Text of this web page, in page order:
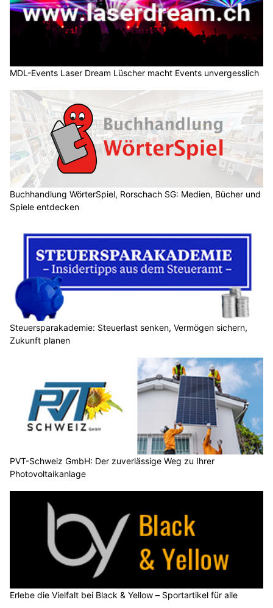
MDL-Events Laser Dream Lüscher macht Events unvergesslich
Buchhandlung WörterSpiel, Rorschach SG: Medien, Bücher und
Spiele entdecken
Steuersparakademie: Steuerlast senken, Vermögen sichern,
Zukunft planen
PVT-Schweiz GmbH: Der zuverlässige Weg zu Ihrer
Photovoltaikanlage
Erlebe die Vielfalt bei Black & Yellow – Sportartikel für alle